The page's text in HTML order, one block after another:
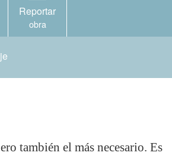
Reportar
obra
también el más necesario. Es